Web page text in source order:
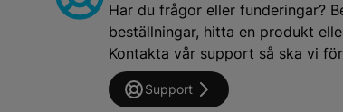
Har du frågor eller funderingar?
beställningar, hitta en produkt
Kontakta vår support så ska vi
Support